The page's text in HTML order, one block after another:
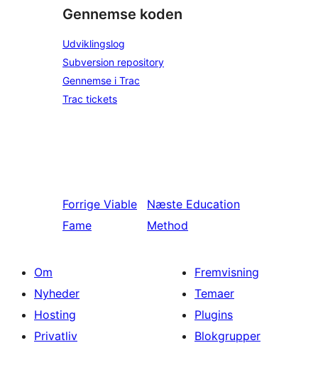
Gennemse koden
Udviklingslog
Subversion repository
Gennemse i Trac
Trac tickets
Forrige Viable
Fame
Næste Education
Method
Om
Nyheder
Hosting
Privatliv
Fremvisning
Temaer
Plugins
Blokgrupper